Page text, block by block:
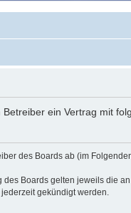
ein Vertrag mit
des Boards ab (im
Boards gelten jeweils die
gekündigt werden.